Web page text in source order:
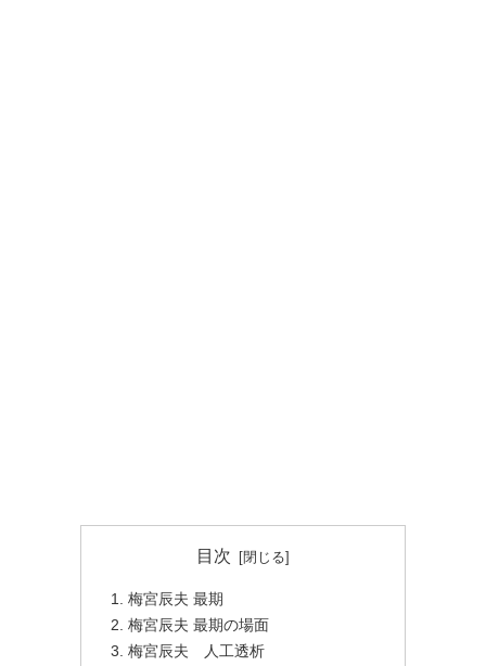
目次
梅宮辰夫 最期
梅宮辰夫 最期の場面
梅宮辰夫 人工透析